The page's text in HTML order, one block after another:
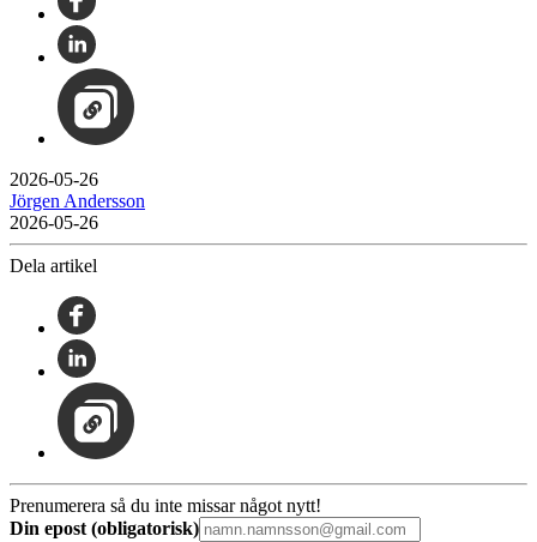
2026-05-26
Jörgen Andersson
2026-05-26
Dela artikel
Prenumerera så du inte missar något nytt!
Din epost (obligatorisk)